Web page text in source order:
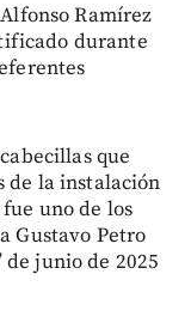
Ramírez
durante
que
de la instalación
uno de los
Gustavo Petro
junio de 2025